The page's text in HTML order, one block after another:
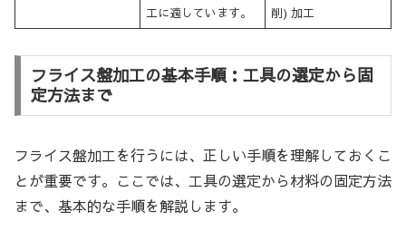
工に適しています。
削) 加工
フライス盤加工の基本手順：工具の選定から固
定方法まで
フライス盤加工を行うには、正しい手順を理解しておくこ
とが重要です。ここでは、工具の選定から材料の固定方法
まで、基本的な手順を解説します。